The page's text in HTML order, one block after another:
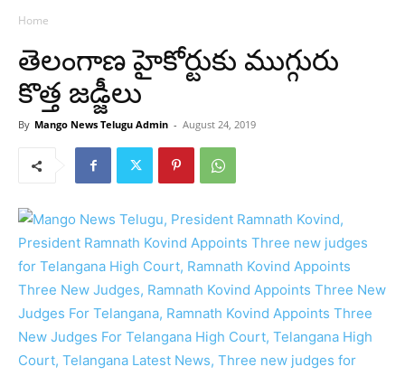
Home
తెలంగాణ హైకోర్టుకు ముగ్గురు
కొత్త జడ్జీలు
By Mango News Telugu Admin - August 24, 2019